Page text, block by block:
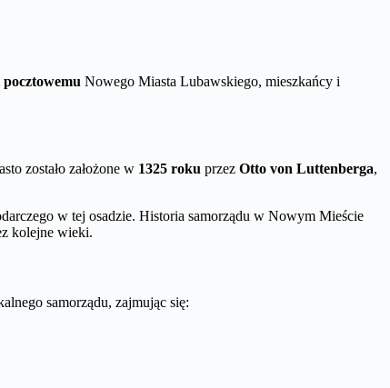
Nowego Miasta Lubawskiego, mieszkańcy i
zostało założone w 1325 roku przez Otto von Luttenberga,
w tej osadzie. Historia samorządu w Nowym Mieście
kolejne wieki.
samorządu, zajmując się: